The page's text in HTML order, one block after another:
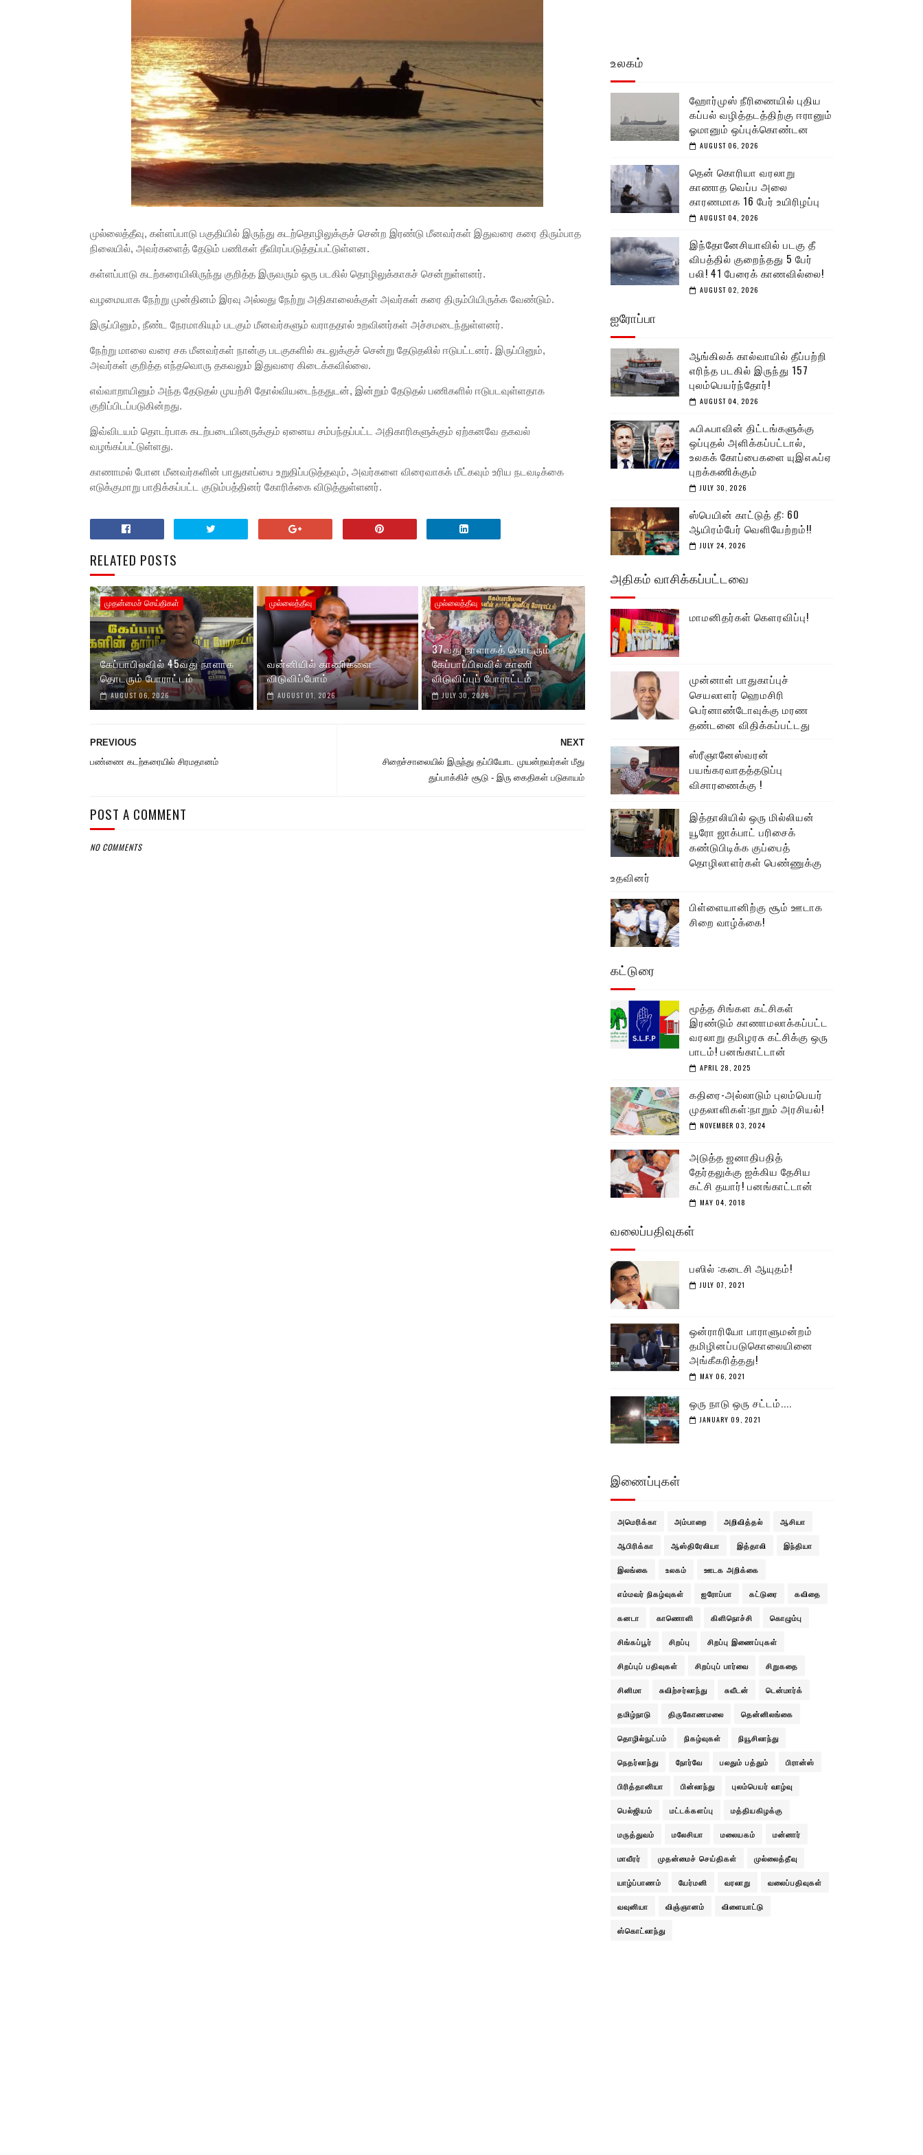
முல்லைத்தீவு, கள்ளப்பாடு பகுதியில் இருந்து கடற்தொழிலுக்குச் சென்ற இரண்டு மீனவர்கள் இதுவரை கரை திரும்பாத
நிலையில், அவர்களைத் தேடும் பணிகள் தீவிரப்படுத்தப்பட்டுள்ளன.
கள்ளப்பாடு கடற்கரையிலிருந்து குறித்த இருவரும் ஒரு படகில் தொழிலுக்காகச் சென்றுள்ளனர்.
வழமையாக நேற்று முன்தினம் இரவு அல்லது நேற்று அதிகாலைக்குள் அவர்கள் கரை திரும்பியிருக்க வேண்டும்.
இருப்பினும், நீண்ட நேரமாகியும் படகும் மீனவர்களும் வராததால் உறவினர்கள் அச்சமடைந்துள்ளனர்.
நேற்று மாலை வரை சக மீனவர்கள் நான்கு படகுகளில் கடலுக்குச் சென்று தேடுதலில் ஈடுபட்டனர். இருப்பினும்,
அவர்கள் குறித்த எந்தவொரு தகவலும் இதுவரை கிடைக்கவில்லை.
எவ்வாறாயினும் அந்த தேடுதல் முயற்சி தோல்வியடைந்ததுடன், இன்றும் தேடுதல் பணிகளில் ஈடுபடவுள்ளதாக
குறிப்பிடப்படுகின்றது.
இவ்விடயம் தொடர்பாக கடற்படையினருக்கும் ஏனைய சம்பந்தப்பட்ட அதிகாரிகளுக்கும் ஏற்கனவே தகவல்
வழங்கப்பட்டுள்ளது.
காணாமல் போன மீனவர்களின் பாதுகாப்பை உறுதிப்படுத்தவும், அவர்களை விரைவாகக் மீட்கவும் உரிய நடவடிக்கை
எடுக்குமாறு பாதிக்கப்பட்ட குடும்பத்தினர் கோரிக்கை விடுத்துள்ளனர்.
RELATED POSTS
முதன்மைச் செய்திகள்
கேப்பாபிலவில் 45வது நாளாக
தொடரும் போராட்டம்
AUGUST 06, 2026
முல்லைத்தீவு
வன்னியில் காணிகளை
விடுவிப்போம்
AUGUST 01, 2026
முல்லைத்தீவு
37வது நாளாகத் தொடரும்
கேப்பாப்பிலவில் காணி
விடுவிப்புப் போராட்டம்
JULY 30, 2026
NEXT
சிறைச்சாலையில் இருந்து தப்பியோட முயன்றவர்கள் மீது
துப்பாக்கிச் சூடு - இரு கைதிகள் படுகாயம்
PREVIOUS
பண்ணை கடற்கரையில் சிரமதானம்
POST A COMMENT
NO COMMENTS
உலகம்
ஹோர்முஸ் நீரிணையில் புதிய
கப்பல் வழித்தடத்திற்கு ஈரானும்
ஓமானும் ஒப்புக்கொண்டன
AUGUST 06, 2026
தென் கொரியா வரலாறு
காணாத வெப்ப அலை
காரணமாக 16 பேர் உயிரிழப்பு
AUGUST 04, 2026
இந்தோனேசியாவில் படகு தீ
விபத்தில் குறைந்தது 5 பேர்
பலி! 41 பேரைக் காணவில்லை!
AUGUST 02, 2026
ஐரோப்பா
ஆங்கிலக் கால்வாயில் தீப்பற்றி
எரிந்த படகில் இருந்து 157
புலம்பெயர்ந்தோர்!
AUGUST 04, 2026
ஃபிஃபாவின் திட்டங்களுக்கு
ஒப்புதல் அளிக்கப்பட்டால்,
உலகக் கோப்பைகளை யுஇஎஃப்ஏ
புறக்கணிக்கும்
JULY 30, 2026
ஸ்பெயின் காட்டுத் தீ: 60
ஆயிரம்பேர் வெளியேற்றம்!!
JULY 24, 2026
அதிகம் வாசிக்கப்பட்டவை
மாமனிதர்கள் கௌரவிப்பு!
முன்னாள் பாதுகாப்புச்
செயலாளர் ஹெமசிரி
பெர்னாண்டோவுக்கு மரண
தண்டனை விதிக்கப்பட்டது
ஸ்ரீஞானேஸ்வரன்
பயங்கரவாதத்தடுப்பு
விசாரணைக்கு !
இத்தாலியில் ஒரு மில்லியன்
யூரோ ஜாக்பாட் பரிசைக்
கண்டுபிடிக்க குப்பைத்
தொழிலாளர்கள் பெண்ணுக்கு
உதவினர்
பிள்ளையானிற்கு சூம் ஊடாக
சிறை வாழ்க்கை!
கட்டுரை
மூத்த சிங்கள கட்சிகள்
இரண்டும் காணாமலாக்கப்பட்ட
வரலாறு தமிழரசு கட்சிக்கு ஒரு
பாடம்! பனங்காட்டான்
APRIL 28, 2025
கதிரை-அல்லாடும் புலம்பெயர்
முதலாளிகள்:நாறும் அரசியல்!
NOVEMBER 03, 2024
அடுத்த ஜனாதிபதித்
தேர்தலுக்கு ஐக்கிய தேசிய
கட்சி தயார்! பனங்காட்டான்
MAY 04, 2018
வலைப்பதிவுகள்
பஸில் :கடைசி ஆயுதம்!
JULY 07, 2021
ஒன்ராரியோ பாராளுமன்றம்
தமிழினப்படுகொலையினை
அங்கீகரித்தது!
MAY 06, 2021
ஒரு நாடு ஒரு சட்டம்....
JANUARY 09, 2021
இணைப்புகள்
அமெரிக்கா அம்பாறை அறிவித்தல் ஆசியா
ஆபிரிக்கா ஆஸ்திரேலியா இத்தாலி இந்தியா
இலங்கை உலகம் ஊடக அறிக்கை
எம்மவர் நிகழ்வுகள் ஐரோப்பா கட்டுரை கவிதை
கனடா காணொளி கிளிநொச்சி கொழும்பு
சிங்கப்பூர் சிறப்பு சிறப்பு இணைப்புகள்
சிறப்புப் பதிவுகள் சிறப்புப் பார்வை சிறுகதை
சினிமா சுவிற்சர்லாந்து சுவீடன் டென்மார்க்
தமிழ்நாடு திருகோணமலை தென்னிலங்கை
தொழில்நுட்பம் நிகழ்வுகள் நியூசிலாந்து
நெதர்லாந்து நோர்வே பலதும் பத்தும் பிரான்ஸ்
பிரித்தானியா பின்லாந்து புலம்பெயர் வாழ்வு
பெல்ஜியம் மட்டக்களப்பு மத்தியகிழக்கு
மருத்துவம் மலேசியா மலையகம் மன்னார்
மாவீரர் முதன்மைச் செய்திகள் முல்லைத்தீவு
யாழ்ப்பாணம் யேர்மனி வரலாறு வலைப்பதிவுகள்
வவுனியா விஞ்ஞானம் விளையாட்டு
ஸ்கொட்லாந்து